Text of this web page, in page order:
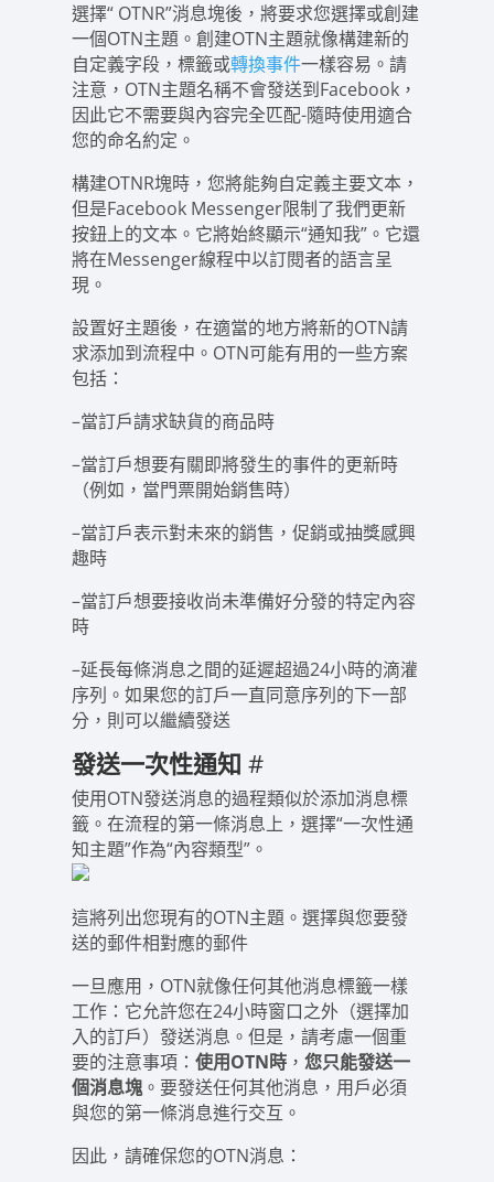
選擇“ OTNR”消息塊後，將要求您選擇或創建
一個OTN主題。創建OTN主題就像構建新的
自定義字段，標籤或轉換事件一樣容易。請
注意，OTN主題名稱不會發送到Facebook，
因此它不需要與內容完全匹配-隨時使用適合
您的命名約定。
構建OTNR塊時，您將能夠自定義主要文本，
但是Facebook Messenger限制了我們更新
按鈕上的文本。它將始終顯示“通知我”。它還
將在Messenger線程中以訂閱者的語言呈
現。
設置好主題後，在適當的地方將新的OTN請
求添加到流程中。OTN可能有用的一些方案
包括：
–當訂戶請求缺貨的商品時
–當訂戶想要有關即將發生的事件的更新時
（例如，當門票開始銷售時）
–當訂戶表示對未來的銷售，促銷或抽獎感興
趣時
–當訂戶想要接收尚未準備好分發的特定內容
時
–延長每條消息之間的延遲超過24小時的滴灌
序列。如果您的訂戶一直同意序列的下一部
分，則可以繼續發送
發送一次性通知 #
使用OTN發送消息的過程類似於添加消息標
籤。在流程的第一條消息上，選擇“一次性通
知主題”作為“內容類型”。
這將列出您現有的OTN主題。選擇與您要發
送的郵件相對應的郵件
一旦應用，OTN就像任何其他消息標籤一樣
工作：它允許您在24小時窗口之外（選擇加
入的訂戶）發送消息。但是，請考慮一個重
要的注意事項： 使用OTN時 ， 您只能發送一
個消息塊。要發送任何其他消息，用戶必須
與您的第一條消息進行交互。
因此，請確保您的OTN消息：